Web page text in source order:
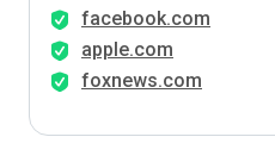
facebook.com
apple.com
foxnews.com